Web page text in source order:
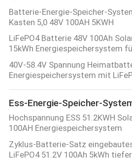
Batterie-Energie-Speicher-
Kasten 5,0 48V 100AH 5KWH
LiFePO4 Batterie 48V 100Ah
15kWh Energiespeichersystem
40V-58.4V Spannung
Energiespeichersystem mit
Ess-Energie-Speicher-
Hochspannung ESS 51.2KWH
100AH Energiespeichersystem
Zyklus-Batterie-Satz
LiFePO4 51.2V 100Ah 5kWh tiefer